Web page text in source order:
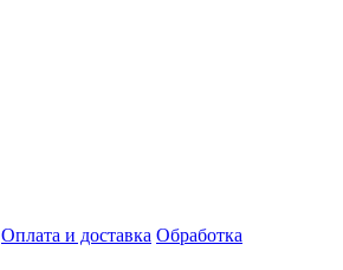
Оплата и доставка Обработка